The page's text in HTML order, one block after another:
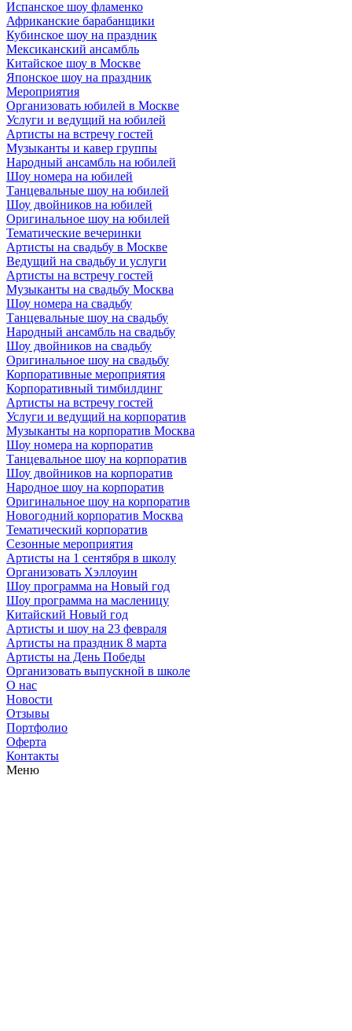
Испанское шоу фламенко
Африканские барабанщики
Кубинское шоу на праздник
Мексиканский ансамбль
Китайское шоу в Москве
Японское шоу на праздник
Мероприятия
Организовать юбилей в Москве
Услуги и ведущий на юбилей
Артисты на встречу гостей
Музыканты и кавер группы
Народный ансамбль на юбилей
Шоу номера на юбилей
Танцевальные шоу на юбилей
Шоу двойников на юбилей
Оригинальное шоу на юбилей
Тематические вечеринки
Артисты на свадьбу в Москве
Ведущий на свадьбу и услуги
Артисты на встречу гостей
Музыканты на свадьбу Москва
Шоу номера на свадьбу
Танцевальные шоу на свадьбу
Народный ансамбль на свадьбу
Шоу двойников на свадьбу
Оригинальное шоу на свадьбу
Корпоративные мероприятия
Корпоративный тимбилдинг
Артисты на встречу гостей
Услуги и ведущий на корпоратив
Музыканты на корпоратив Москва
Шоу номера на корпоратив
Танцевальное шоу на корпоратив
Шоу двойников на корпоратив
Народное шоу на корпоратив
Оригинальное шоу на корпоратив
Новогодний корпоратив Москва
Тематический корпоратив
Сезонные мероприятия
Артисты на 1 сентября в школу
Организовать Хэллоуин
Шоу программа на Новый год
Шоу программа на масленицу
Китайский Новый год
Артисты и шоу на 23 февраля
Артисты на праздник 8 марта
Артисты на День Победы
Организовать выпускной в школе
О нас
Новости
Отзывы
Портфолио
Оферта
Контакты
Меню